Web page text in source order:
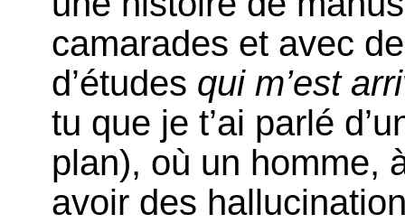
camarades et avec
d’études qui m’est
tu que je t’ai parlé
plan), où un homme,
avoir des